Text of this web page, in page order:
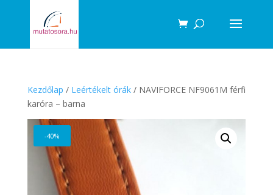
Kezdőlap / Leértékelt órák/ NAVIFORCE NF9061M férfi
karóra – barna
-40%